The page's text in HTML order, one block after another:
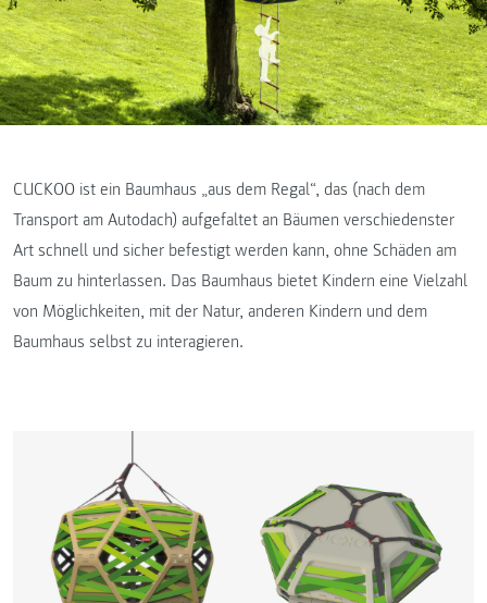
CUCKOO ist ein Baumhaus „aus dem Regal“, das (nach dem
Transport am Autodach) aufgefaltet an Bäumen verschiedenster
Art schnell und sicher befestigt werden kann, ohne Schäden am
Baum zu hinterlassen. Das Baumhaus bietet Kindern eine Vielzahl
von Möglichkeiten, mit der Natur, anderen Kindern und dem
Baumhaus selbst zu interagieren.